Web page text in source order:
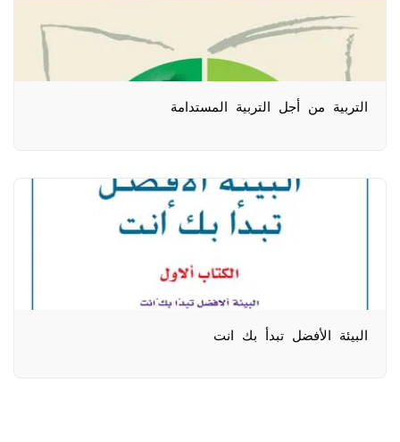
التربية من أجل التربية المستدامة
البيئة الأفضل تبدأ بك انت